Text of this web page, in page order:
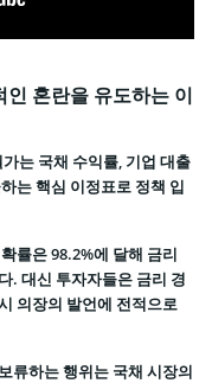
혼란을 유도하는 이
는 국채 수익률, 기업 대출
는 핵심 이정표로 정책 입
률은 98.2%에 달해 금리
. 대신 투자자들은 금리 경
의장의 발언에 전적으로
류하는 행위는 국채 시장의